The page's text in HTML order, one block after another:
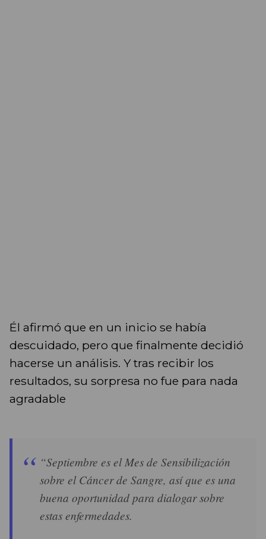
Él afirmó que en un inicio se había
descuidado, pero que finalmente decidió
hacerse un análisis. Y tras recibir los
resultados, su sorpresa no fue para nada
agradable
“Septiembre es el Mes de Sensibilización
sobre el Cáncer de Sangre, así que es una
buena oportunidad para dialogar sobre
estas enfermedades.